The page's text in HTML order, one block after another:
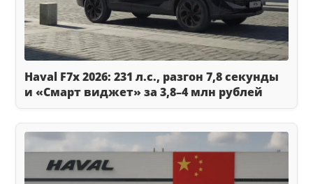
Haval F7x 2026: 231 л.с., разгон 7,8 секунды
и «Смарт виджет» за 3,8–4 млн рублей